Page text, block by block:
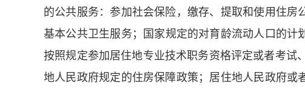
的公共服务：参加社会保险，缴存、提取和使用住
基本公共卫生服务；国家规定的对育龄流动人口的计
按照规定参加居住地专业技术职务资格评定或者考试
地人民政府规定的住房保障政策；居住地人民政府